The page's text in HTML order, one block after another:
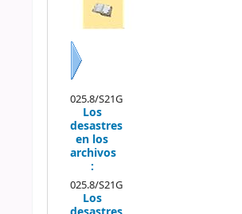
025.8/S21G
Los
desastres
en los
archivos
:
025.8/S21G
Los